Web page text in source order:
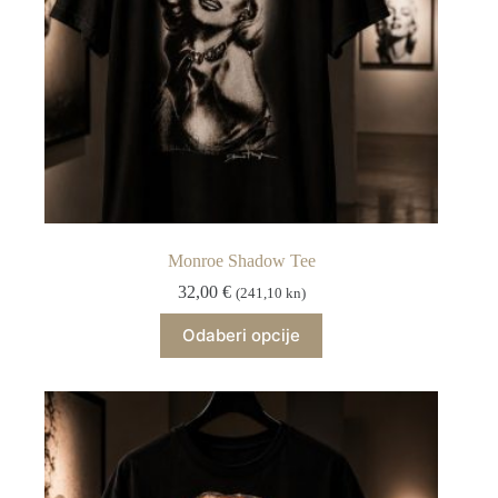
Monroe Shadow Tee
32,00 € (241,10 kn)
Odaberi opcije
proizvod
ima
varijanti.
Opcije
se